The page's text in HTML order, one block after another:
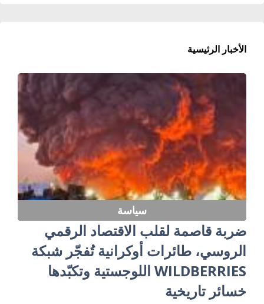
الأخبار الرئيسية
سياسة
ضربة قاصمة لقلب الاقتصاد الرقمي
الروسي، طائرات أوكرانية تُفجّر شبكة
WILDBERRIES اللوجستية وتكبّدها
خسائر تاريخية